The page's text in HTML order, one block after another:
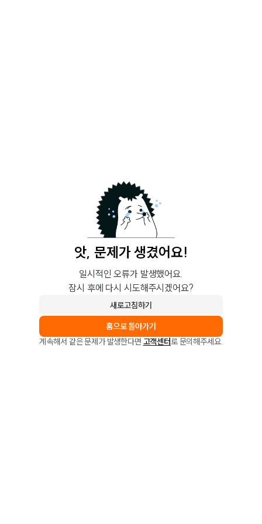
앗, 문제가 생겼어요!
일시적인 오류가 발생했어요.
잠시 후에 다시 시도해주시겠어요?
새로고침하기
홈으로 돌아가기
계속해서 같은 문제가 발생한다면 고객센터로 문의해주세요.